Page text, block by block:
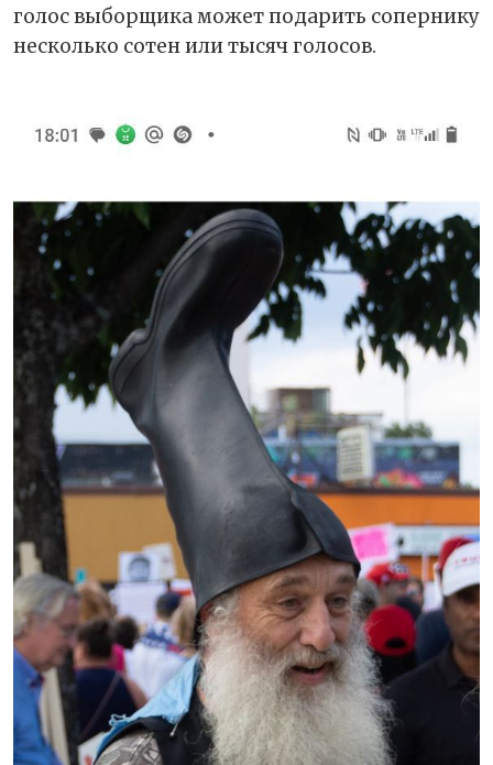
голос выборщика может подарить сопернику
несколько сотен или тысяч голосов.